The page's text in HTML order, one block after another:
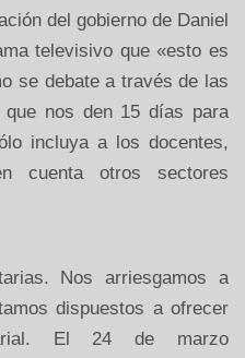
del gobierno de Daniel
televisivo que «esto es
se debate a través de las
nos den 15 días para
incluya a los docentes,
cuenta otros sectores
Nos arriesgamos a
dispuestos a ofrecer
El 24 de marzo